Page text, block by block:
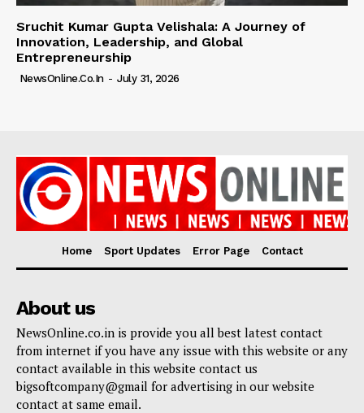
Sruchit Kumar Gupta Velishala: A Journey of
Innovation, Leadership, and Global
Entrepreneurship
NewsOnline.co.in - July 31, 2026
Home Sport Updates Error Page Contact
About us
NewsOnline.co.in is provide you all best latest contact
from internet if you have any issue with this website or any
contact available in this website contact us
bigsoftcompany@gmail for advertising in our website
contact at same email.